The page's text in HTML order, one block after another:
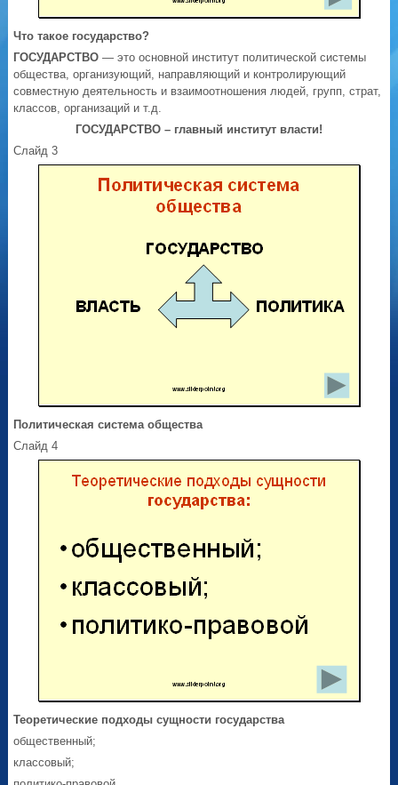
Что такое государство?
ГОСУДАРСТВО — это основной институт политической системы
общества, организующий, направляющий и контролирующий
совместную деятельность и взаимоотношения людей, групп, страт,
классов, организаций и т.д.
ГОСУДАРСТВО – главный институт власти!
Слайд 3
Политическая система общества
Слайд 4
Теоретические подходы сущности государства
общественный;
классовый;